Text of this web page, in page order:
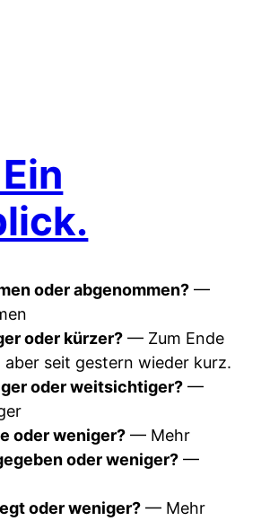
oder abgenommen? —
oder kürzer? — Zum Ende
aber seit gestern wieder kurz.
oder weitsichtiger? —
oder weniger? — Mehr
oder weniger? —
oder weniger? — Mehr